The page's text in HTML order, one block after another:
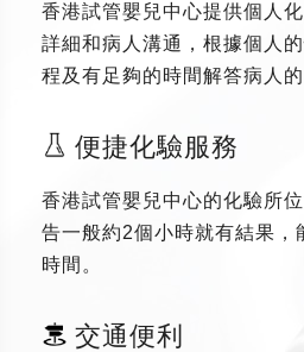
香港試管嬰兒中心提供個人
詳細和病人溝通，根據個人
程及有足夠的時間解答病人的
便捷化驗服務
香港試管嬰兒中心的化驗所
告一般約2個小時就有結果，
時間。
交通便利